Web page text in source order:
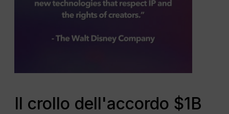
Il crollo dell'accordo $1B